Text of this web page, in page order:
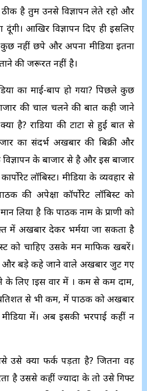
है तुम उनसे विज्ञापन लेते रहो और
आखिर विज्ञापन दिए ही इसलिए
नहीं छपे और अपना मीडिया इतना
की जरूरत नहीं है।
का माई-बाप हो गया? पिछले कुछ
की चाल चलने की बात कही जाने
है? राडिया की टाटा से हुई बात से
का संदर्भ अखबार की बिक्री और
के बाजार से है और इस बाजार
लॉबिस्ट। मीडिया के व्यवहार से
की अपेक्षा कॉर्पोरेट लॉबिस्ट को
लिया है कि पाठक नाम के प्राणी को
में अखबार देकर भर्मया जा सकता है
को चाहिए उसके मन माफिक खबरें।
और बड़े कहे जाने वाले अखबार जुट गए
के लिएप्राइस वार में । कम से कम दाम,
से भी कम, में पाठक को अखबार
में। अब इसकी भरपाई कहीं न
उसे क्या फर्क पड़ता है? जितना वह
है उससे कहीं ज्यादा के तो उसे गिफ्ट